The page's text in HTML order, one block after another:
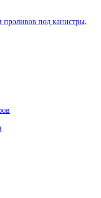
проливов под канистры,